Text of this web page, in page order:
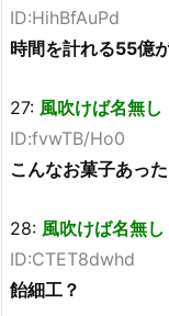
ID:HihBfAuPd
時間を計れる55億
27: 風吹けば名無し
ID:fvwTB/Ho0
こんなお菓子あっ
28: 風吹けば名無し
ID:CTET8dwhd
飴細工？